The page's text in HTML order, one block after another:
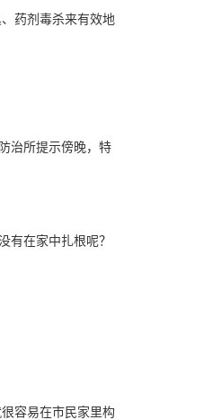
药剂毒杀来有效地
治所提示傍晚，特
有在家中扎根呢？
容易在市民家里构